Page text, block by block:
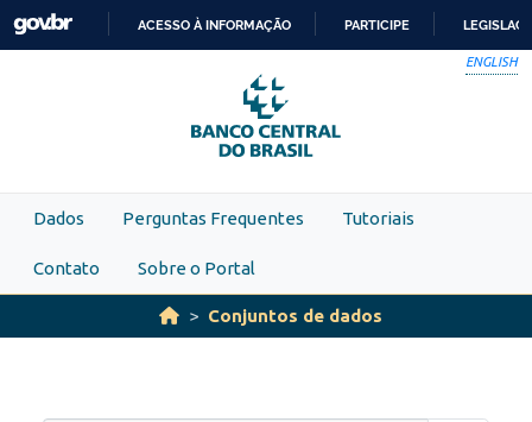
Skip to main content
PARA
O
CONTEÚDO
ACESSO À INFORMAÇÃO PARTICIPE
ENGLISH
Dados Perguntas Frequentes Tutoriais
Contato Sobre o Portal
Conjuntos de dados